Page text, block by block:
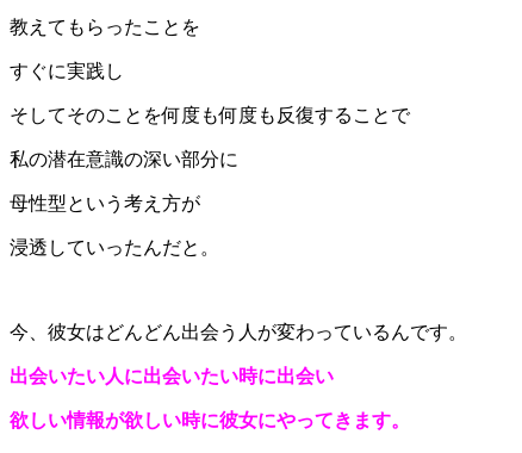
教えてもらったことを
すぐに実践し
そしてそのことを何度も何度も反復することで
私の潜在意識の深い部分に
母性型という考え方が
浸透していったんだと。
今、彼女はどんどん出会う人が変わっているんです。
出会いたい人に出会いたい時に出会い
欲しい情報が欲しい時に彼女にやってきます。